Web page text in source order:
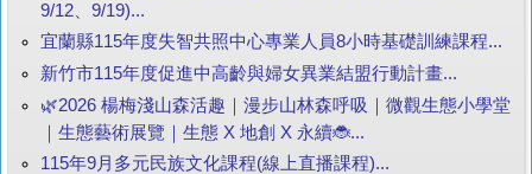
9/12、9/19)...
宜蘭縣115年度失智共照中心專業人員8小時基礎訓練課程...
新竹市115年度促進中高齡與婦女異業結盟行動計畫...
🌿2026 楊梅淺山森活趣｜漫步山林森呼吸｜微觀生態小學堂
｜生態藝術展覽｜生態 X 地創 X 永續🐞...
115年9月多元民族文化課程(線上直播課程)...